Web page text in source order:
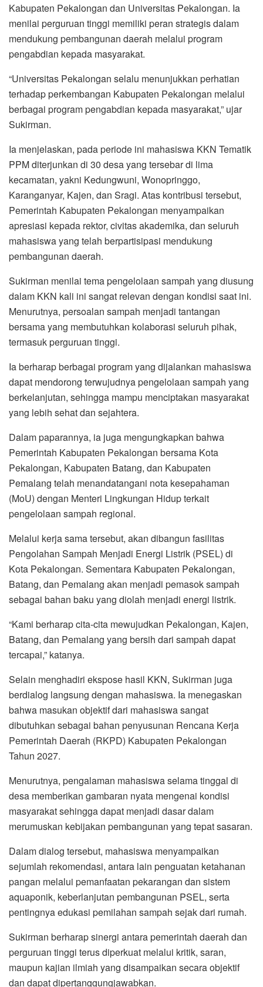
Kabupaten Pekalongan dan Universitas Pekalongan. Ia
menilai perguruan tinggi memiliki peran strategis dalam
mendukung pembangunan daerah melalui program
pengabdian kepada masyarakat.
“Universitas Pekalongan selalu menunjukkan perhatian
terhadap perkembangan Kabupaten Pekalongan melalui
berbagai program pengabdian kepada masyarakat,” ujar
Sukirman.
Ia menjelaskan, pada periode ini mahasiswa KKN Tematik
PPM diterjunkan di 30 desa yang tersebar di lima
kecamatan, yakni Kedungwuni, Wonopringgo,
Karanganyar, Kajen, dan Sragi. Atas kontribusi tersebut,
Pemerintah Kabupaten Pekalongan menyampaikan
apresiasi kepada rektor, civitas akademika, dan seluruh
mahasiswa yang telah berpartisipasi mendukung
pembangunan daerah.
Sukirman menilai tema pengelolaan sampah yang diusung
dalam KKN kali ini sangat relevan dengan kondisi saat ini.
Menurutnya, persoalan sampah menjadi tantangan
bersama yang membutuhkan kolaborasi seluruh pihak,
termasuk perguruan tinggi.
Ia berharap berbagai program yang dijalankan mahasiswa
dapat mendorong terwujudnya pengelolaan sampah yang
berkelanjutan, sehingga mampu menciptakan masyarakat
yang lebih sehat dan sejahtera.
Dalam paparannya, ia juga mengungkapkan bahwa
Pemerintah Kabupaten Pekalongan bersama Kota
Pekalongan, Kabupaten Batang, dan Kabupaten
Pemalang telah menandatangani nota kesepahaman
(MoU) dengan Menteri Lingkungan Hidup terkait
pengelolaan sampah regional.
Melalui kerja sama tersebut, akan dibangun fasilitas
Pengolahan Sampah Menjadi Energi Listrik (PSEL) di
Kota Pekalongan. Sementara Kabupaten Pekalongan,
Batang, dan Pemalang akan menjadi pemasok sampah
sebagai bahan baku yang diolah menjadi energi listrik.
“Kami berharap cita-cita mewujudkan Pekalongan, Kajen,
Batang, dan Pemalang yang bersih dari sampah dapat
tercapai,” katanya.
Selain menghadiri ekspose hasil KKN, Sukirman juga
berdialog langsung dengan mahasiswa. Ia menegaskan
bahwa masukan objektif dari mahasiswa sangat
dibutuhkan sebagai bahan penyusunan Rencana Kerja
Pemerintah Daerah (RKPD) Kabupaten Pekalongan
Tahun 2027.
Menurutnya, pengalaman mahasiswa selama tinggal di
desa memberikan gambaran nyata mengenai kondisi
masyarakat sehingga dapat menjadi dasar dalam
merumuskan kebijakan pembangunan yang tepat sasaran.
Dalam dialog tersebut, mahasiswa menyampaikan
sejumlah rekomendasi, antara lain penguatan ketahanan
pangan melalui pemanfaatan pekarangan dan sistem
aquaponik, keberlanjutan pembangunan PSEL, serta
pentingnya edukasi pemilahan sampah sejak dari rumah.
Sukirman berharap sinergi antara pemerintah daerah dan
perguruan tinggi terus diperkuat melalui kritik, saran,
maupun kajian ilmiah yang disampaikan secara objektif
dan dapat dipertanggungjawabkan.